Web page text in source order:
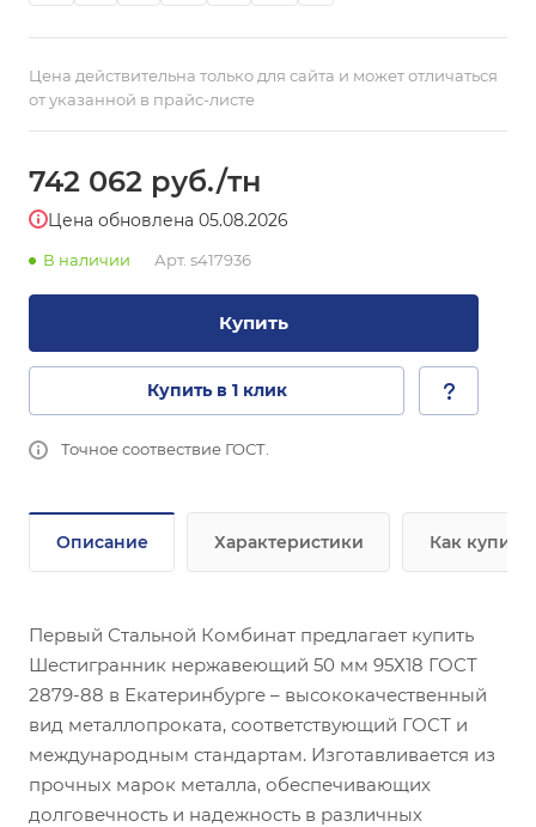
Цена действительна только для сайта и может отличаться
от указанной в прайс-листе
742 062 руб./тн
Цена обновлена 05.08.2026
В наличии Арт. s417936
Купить
Купить в 1 клик
Точное соотвествие ГОСТ.
Описание Характеристики Как купить
Первый Стальной Комбинат предлагает купить
Шестигранник нержавеющий 50 мм 95Х18 ГОСТ
2879-88 в Екатеринбурге – высококачественный
вид металлопроката, соответствующий ГОСТ и
международным стандартам. Изготавливается из
прочных марок металла, обеспечивающих
долговечность и надежность в различных